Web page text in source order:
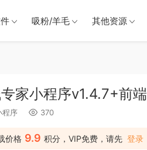
吸粉/羊毛 其他资源
家小程序v1.4.7+前端
程序 370
价格 9.9 积分，VIP免费，请先 登录